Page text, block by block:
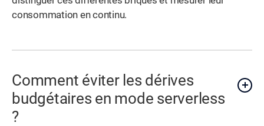
consommation en continu.
Comment éviter les dérives
budgétaires en mode serverless
?